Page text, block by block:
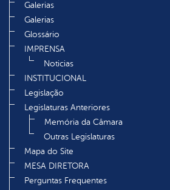
Galerias
Galerias
Glossário
IMPRENSA
Noticias
INSTITUCIONAL
Legislação
Legislaturas Anteriores
Memória da Câmara
Outras Legislaturas
Mapa do Site
MESA DIRETORA
Perguntas Frequentes